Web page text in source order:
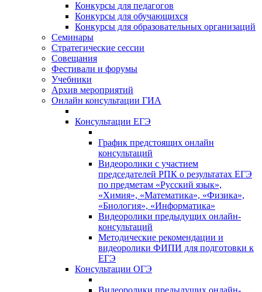
Конкурсы для педагогов
Конкурсы для обучающихся
Конкурсы для образовательных организаций
Семинары
Стратегические сессии
Совещания
Фестивали и форумы
Учебники
Архив мероприятий
Онлайн консультации ГИА
Консультации ЕГЭ
График предстоящих онлайн
консультаций
Видеоролики с участием
председателей РПК о результатах ЕГЭ
по предметам «Русский язык»,
«Химия», «Математика», «Физика»,
«Биология», «Информатика»
Видеоролики предыдущих онлайн-
консультаций
Методические рекомендации и
видеоролики ФИПИ для подготовки к
ЕГЭ
Консультации ОГЭ
Видеоролики предыдущих онлайн-